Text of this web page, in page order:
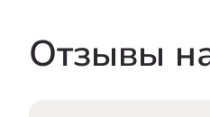
Отзывы